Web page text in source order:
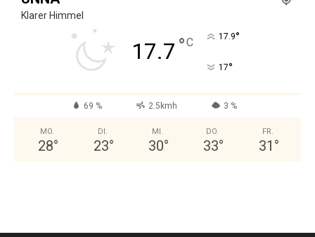
Klarer Himmel
17.7 °C 17.9°
17°
69 % 2.5kmh 3 %
MO.
28°
DI.
23°
MI.
30°
DO.
33°
FR.
31 °